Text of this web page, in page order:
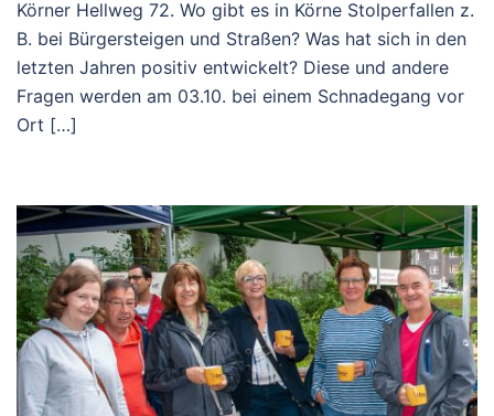
Körner Hellweg 72. Wo gibt es in Körne Stolperfallen z.
B. bei Bürgersteigen und Straßen? Was hat sich in den
letzten Jahren positiv entwickelt? Diese und andere
Fragen werden am 03.10. bei einem Schnadegang vor
Ort […]